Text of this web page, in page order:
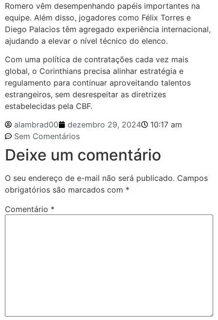
Romero vêm desempenhando papéis importantes na
equipe. Além disso, jogadores como Félix Torres e
Diego Palacios têm agregado experiência internacional,
ajudando a elevar o nível técnico do elenco.
Com uma política de contratações cada vez mais
global, o Corinthians precisa alinhar estratégia e
regulamento para continuar aproveitando talentos
estrangeiros, sem desrespeitar as diretrizes
estabelecidas pela CBF.
alambrad00
dezembro 29, 2024
10:17 am
Sem Comentários
Deixe um comentário
O seu endereço de e-mail não será publicado. Campos
obrigatórios são marcados com *
Comentário *